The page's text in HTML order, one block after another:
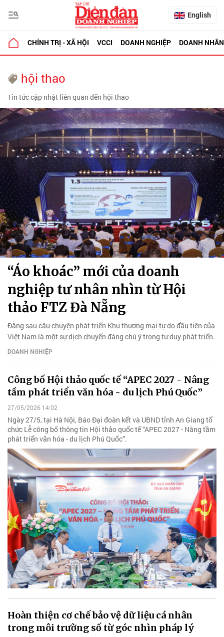
English
CHÍNH TRỊ - XÃ HỘI VCCI DOANH NGHIỆP DOANH NHÂN
hội thao
Tin tức cập nhật liên quan đến hội thao
“Áo khoác” mới của doanh
nghiệp tư nhân nhìn từ Hội
thảo FTZ Đà Nẵng
Đằng sau câu chuyện phát triển Khu thương mại tự do đầu tiên của
Việt Nam là một sự dịch chuyển đáng chú ý trong tư duy phát triển.
DOANH NGHIỆP
Công bố Hội thảo quốc tế “APEC 2027 - Nâng
tầm phát triển văn hóa - du lịch Phú Quốc”
27/05/2026 14:02
Ngày 27/5, tại Hà Nội, Báo Đại đoàn kết và UBND tỉnh An Giang tổ
chức Lễ công bố thông tin Hội thảo quốc tế “APEC 2027 - Nâng tầm
phát triển văn hóa - du lịch Phú Quốc”.
Hoàn thiện cơ chế bảo vệ dữ liệu cá nhân
trong môi trường số từ góc nhìn pháp lý